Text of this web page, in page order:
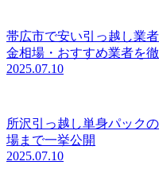
帯広市で安い引っ越し業
金相場・おすすめ業者を
2025.07.10
所沢引っ越し単身パック
場まで一挙公開
2025.07.10